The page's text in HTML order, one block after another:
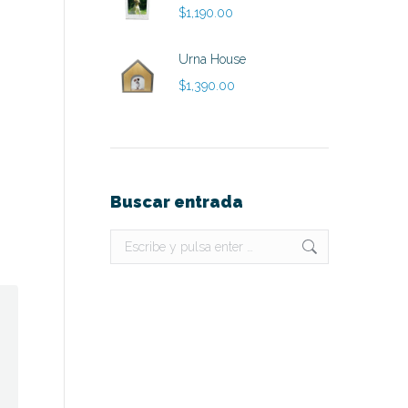
$1,190.00
Urna House
$1,390.00
Buscar entrada
Buscar: